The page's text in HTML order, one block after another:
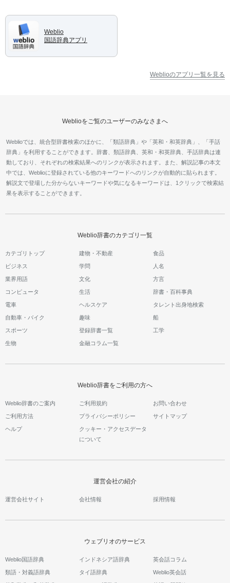
Weblio
国語辞典アプリ
Weblioのアプリ一覧を見る
Weblioをご覧のユーザーのみなさまへ
Weblioでは、統合型辞書検索のほかに、「類語辞典」や「英和・和英辞典」、「手話
辞典」を利用することができます。辞書、類語辞典、英和・和英辞典、手話辞典は連
動しており、それぞれの検索結果へのリンクが表示されます。また、解説記事の本文
中では、Weblioに登録されている他のキーワードへのリンクが自動的に貼られます。
解説文で登場した分からないキーワードや気になるキーワードは、1クリックで検索結
果を表示することができます。
Weblio辞書のカテゴリ一覧
カテゴリトップ 建物・不動産 食品
ビジネス 学問 人名
業界用語 文化 方言
コンピュータ 生活 辞書・百科事典
電車 ヘルスケア タレント出身地検索
自動車・バイク 趣味 船
スポーツ 登録辞書一覧 工学
生物 金融コラム一覧
Weblio辞書をご利用の方へ
Weblio辞書のご案内 ご利用規約 お問い合わせ
ご利用方法 プライバシーポリシー サイトマップ
ヘルプ
クッキー・アクセスデータ
について
運営会社の紹介
運営会社サイト 会社情報 採用情報
ウェブリオのサービス
Weblio国語辞典
類語・対義語辞典
インドネシア語辞典
タイ語辞典
英会話コラム
Weblio英会話